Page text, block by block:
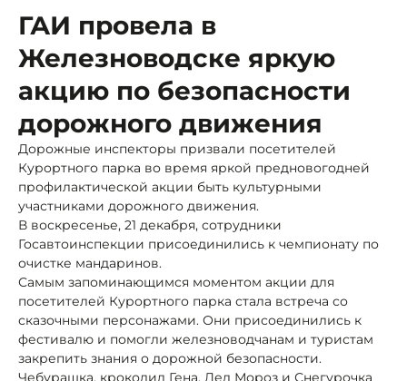
ГАИ провела в
Железноводске яркую
акцию по безопасности
дорожного движения
Дорожные инспекторы призвали посетителей
Курортного парка во время яркой предновогодней
профилактической акции быть культурными
участниками дорожного движения.
В воскресенье, 21 декабря, сотрудники
Госавтоинспекции присоединились к чемпионату по
очистке мандаринов.
Самым запоминающимся моментом акции для
посетителей Курортного парка стала встреча со
сказочными персонажами. Они присоединились к
фестивалю и помогли железноводчанам и туристам
закрепить знания о дорожной безопасности.
Чебурашка, крокодил Гена, Дед Мороз и Снегурочка